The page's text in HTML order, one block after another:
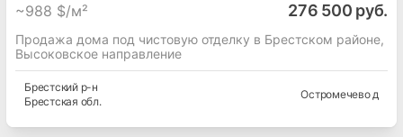
~988 $/м² 276 500 руб.
Продажа дома под чистовую отделку в Брестском районе,
Высоковское направление
Брестский р-н
Брестская обл.
Остромечево д